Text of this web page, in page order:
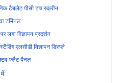
टैबलेट पीसी टच स्क्रीन
टर्मिनल
पर लगा विज्ञापन प्रदर्शन
एलसीडी विज्ञापन डिस्प्ले
फ्लैट पैनल
में